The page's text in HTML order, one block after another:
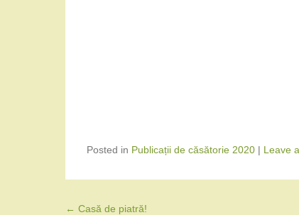
Posted in Publicații de căsătorie 2020 | Leave
Post navigation
← Casă de piatră!